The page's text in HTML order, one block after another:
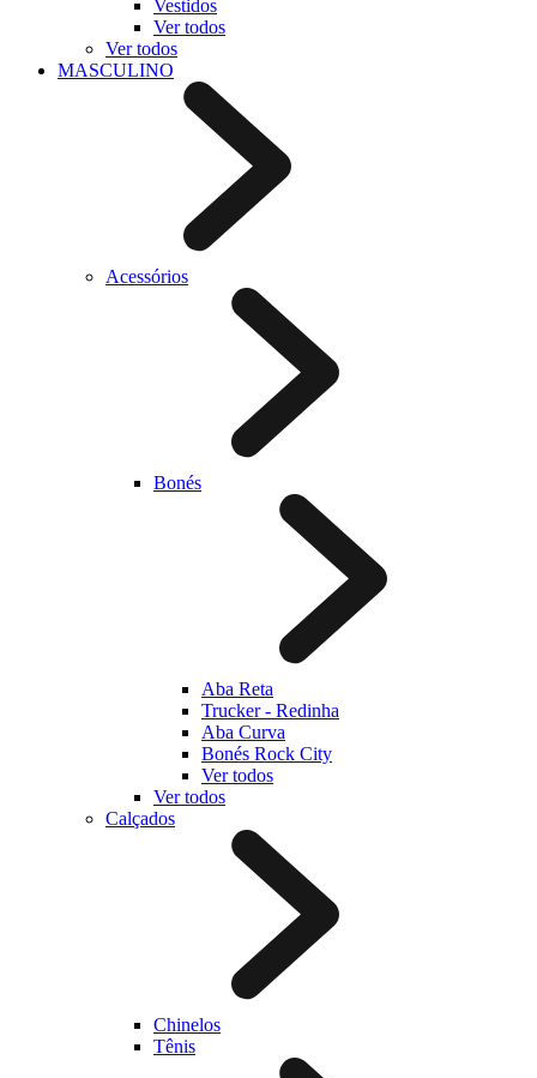
Vestidos
Ver todos
Ver todos
MASCULINO
Acessórios
Bonés
Aba Reta
Trucker - Redinha
Aba Curva
Bonés Rock City
Ver todos
Ver todos
Calçados
Chinelos
Tênis